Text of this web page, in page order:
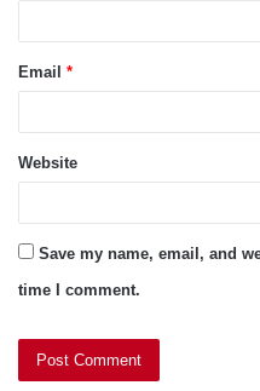
Email *
Website
Save my name, email, and
time I comment.